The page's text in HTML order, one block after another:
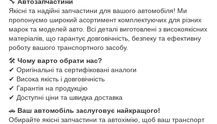
Якісні та надійні запчастини для вашого автомобіля! Ми
пропонуємо широкий асортимент комплектуючих для різних
марок та моделей авто. Всі деталі виготовлені з високоякісних
матеріалів, що гарантує довговічність, безпеку та ефективну
роботу вашого транспортного засобу.
🛠 Чому варто обрати нас?
✔ Оригінальні та сертифіковані аналоги
✔ Висока якість і довговічність
✔ Гарантія на продукцію
✔ Доступні ціни та швидка доставка
🚗 Ваш автомобіль заслуговує найкращого!
Обирайте якісні запчастини та автохімію, щоб ваш транспорт